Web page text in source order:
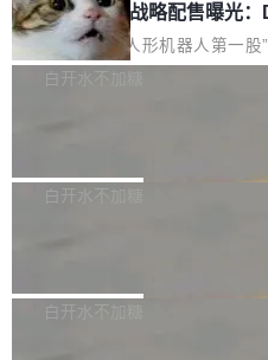
器 Prime Agent 的架构和市面上
agent 有本质区别。大多数
计是基于早期模型的能力—...
但它可能是主流开源项目中关于
细致的一份规则。 政策的核心只
可以用来分析、提炼、审阅、建
不得生成涉及安全性的关键变更
宇树科技 IPO 战略配售曝光
ek 获配 93.3 万股，锁定 36
8月6日晚间，“人形机器人第一股
有限公司披露IPO发行价格及战略
36个月。 公告显示，本次宇树科
员工参与设立的专项资产管理计
白开水不加糖
Bug fixes and enhancements 修
一个回归问题，该问题导致拉取
白开水不加糖
e 孵化器项目管理委员会（IPMC
白开水不加糖